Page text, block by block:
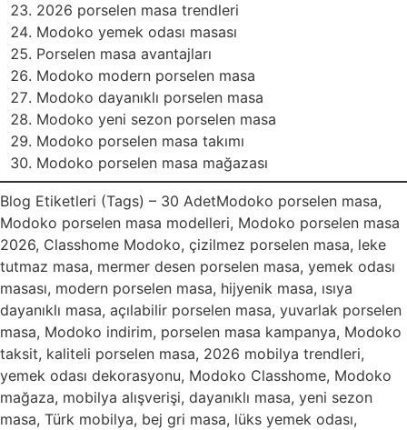
2026 porselen masa trendleri
Modoko yemek odası masası
Porselen masa avantajları
Modoko modern porselen masa
Modoko dayanıklı porselen masa
Modoko yeni sezon porselen masa
Modoko porselen masa takımı
Modoko porselen masa mağazası
Blog Etiketleri (Tags) – 30 AdetModoko porselen masa,
Modoko porselen masa modelleri, Modoko porselen masa
2026, Classhome Modoko, çizilmez porselen masa, leke
tutmaz masa, mermer desen porselen masa, yemek odası
masası, modern porselen masa, hijyenik masa, ısıya
dayanıklı masa, açılabilir porselen masa, yuvarlak porselen
masa, Modoko indirim, porselen masa kampanya, Modoko
taksit, kaliteli porselen masa, 2026 mobilya trendleri,
yemek odası dekorasyonu, Modoko Classhome, Modoko
mağaza, mobilya alışverişi, dayanıklı masa, yeni sezon
masa, Türk mobilya, bej gri masa, lüks yemek odası,